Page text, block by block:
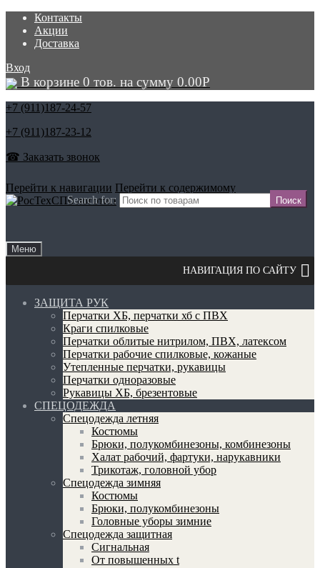
Контакты
Акции
Доставка
Вход
В корзине 0 тов. на сумму 0.00Р
+7 (911)187-24-57
+7 (911)187-23-12
☎ Заказать звонок
Search for:
Перейти к навигации Перейти к содержимому
Меню
ЗАЩИТА РУК
Перчатки ХБ, перчатки хб с ПВХ
Краги спилковые
Перчатки облитые нитрилом, ПВХ, латексом
Перчатки рабочие спилковые, кожаные
Утепленные перчатки, рукавицы
Перчатки одноразовые
Рукавицы ХБ, брезентовые
СПЕЦОДЕЖДА
Спецодежда летняя
Костюмы
Брюки, полукомбинезоны, комбинезоны
Халат рабочий, фартуки, нарукавники
Трикотаж, головной убор
Спецодежда зимняя
Костюмы
Брюки, полукомбинезоны
Головные уборы зимние
Спецодежда защитная
Сигнальная
От повышенных t